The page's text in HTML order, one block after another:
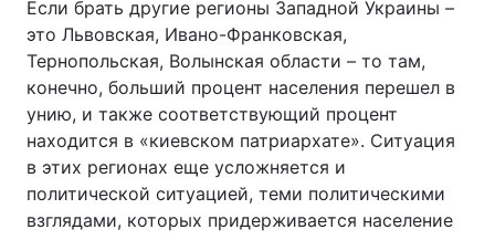
Если брать другие регионы Западной Украины –
это Львовская, Ивано-Франковская,
Тернопольская, Волынская области – то там,
конечно, больший процент населения перешел в
унию, и также соответствующий процент
находится в «киевском патриархате». Ситуация
в этих регионах еще усложняется и
политической ситуацией, теми политическими
взглядами, которых придерживается население